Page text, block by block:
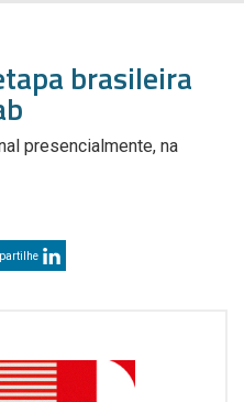
brasileira
presencialmente, na